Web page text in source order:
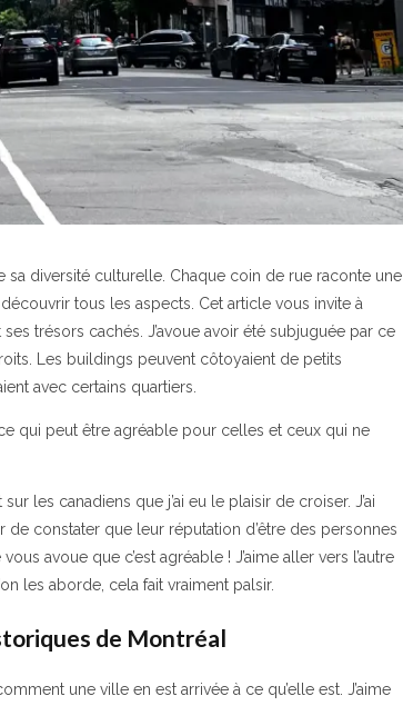
diversité culturelle. Chaque coin de rue raconte une
tous les aspects. Cet article vous invite à
trésors cachés. J’avoue avoir été subjuguée par ce
Les buildings peuvent côtoyaient de petits
avec certains quartiers.
qui peut être agréable pour celles et ceux qui ne
les canadiens que j’ai eu le plaisir de croiser. J’ai
de constater que leur réputation d’être des personnes
avoue que c’est agréable ! J’aime aller vers l’autre
les aborde, cela fait vraiment palsir.
de Montréal
une ville en est arrivée à ce qu’elle est. J’aime